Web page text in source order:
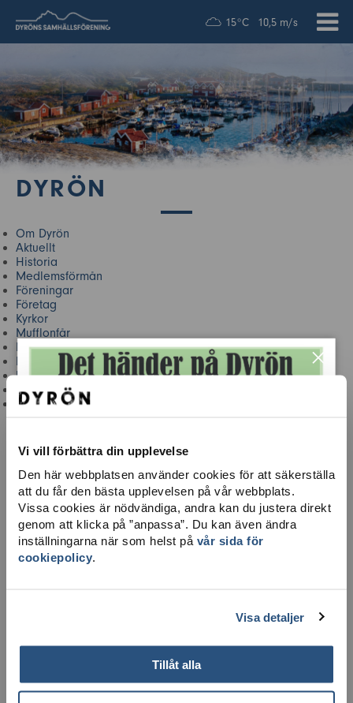
Vi vill förbättra din upplevelse
Den här webbplatsen använder cookies för att säkerställa
att du får den bästa upplevelsen på vår webbplats.
Vissa cookies är nödvändiga, andra kan du justera direkt
genom att klicka på ”anpassa”. Du kan även ändra
inställningarna när som helst på vår sida för
cookiepolicy.
Visa detaljer
Tillåt alla
15°C 10,5 m/s
DYRÖN
Om Dyrön
Aktuellt
Historia
Medlemsförmån
Föreningar
Företag
Kyrkor
Mufflonfår
Närliggande
Brandvärn & sjuktransport
Hjärtstartare
Ta dig hit
Integritetspolicy
×